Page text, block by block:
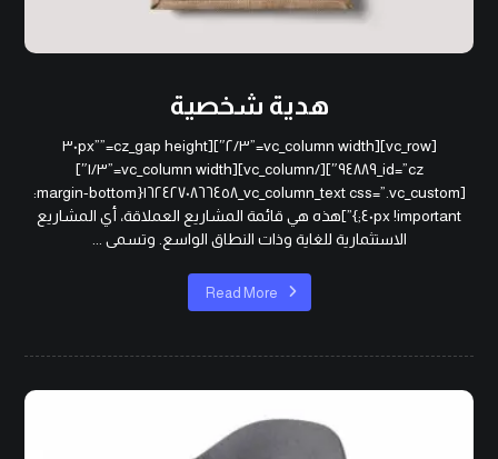
هدية شخصية
[vc_row][vc_column width=”٢/٣″][cz_gap height=”٣٠px”
id=”cz_٩٤٨٨٩″][/vc_column][vc_column width=”١/٣″]
[vc_column_text css=”.vc_custom_١٦٢٤٢٧٠٨٦٦٤٥٨{margin-bottom:
٤٠px !important;}”]هذه هي قائمة المشاريع العملاقة، أي المشاريع
الاستثمارية للغاية وذات النطاق الواسع. وتسمى ...
Read More